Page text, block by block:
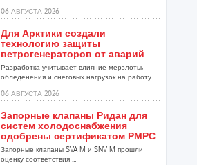
06 АВГУСТА 2026
Для Арктики создали
технологию защиты
ветрогенераторов от аварий
Разработка учитывает влияние мерзлоты,
обледенения и снеговых нагрузок на работу
06 АВГУСТА 2026
Запорные клапаны Ридан для
систем холодоснабжения
одобрены сертификатом РМРС
Запорные клапаны SVA M и SNV M прошли
оценку соответствия ...